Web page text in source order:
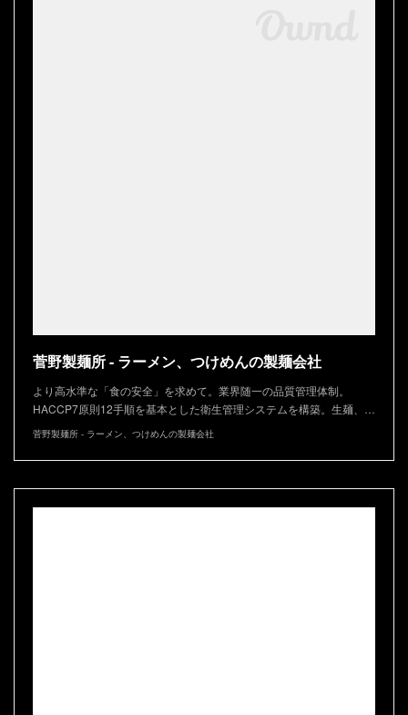
菅野製麺所 - ラーメン、つけめんの製麺会社
より高水準な「食の安全」を求めて。業界随一の品質管理体制。
HACCP7原則12手順を基本とした衛生管理システムを構築。生麺、…
菅野製麺所 - ラーメン、つけめんの製麺会社